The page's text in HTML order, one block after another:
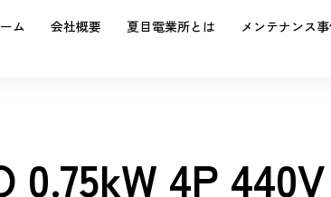
ム 会社概要 夏目電業所とは メンテナンス
0.75kW 4P 440V